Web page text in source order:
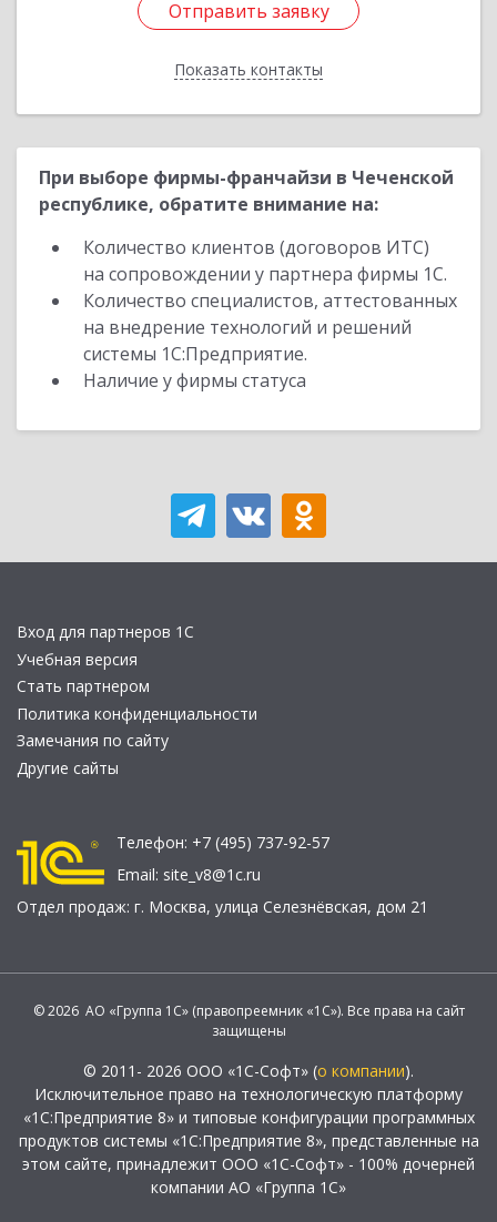
Отправить заявку
Показать контакты
Отправить заявку
Назад
При выборе фирмы-франчайзи в Чеченской
республике, обратите внимание на:
Количество клиентов (договоров ИТС)
на сопровождении у партнера фирмы 1С.
Количество специалистов, аттестованных
на внедрение технологий и решений
системы 1С:Предприятие.
Наличие у фирмы статуса
Вход для партнеров 1С
Учебная версия
Стать партнером
Политика конфиденциальности
Замечания по сайту
Другие сайты
Телефон: +7 (495) 737-92-57
Email: site_v8@1c.ru
Отдел продаж: г. Москва, улица Селезнёвская, дом 21
© 2026 АО «Группа 1С» (правопреемник «1С»). Все права на сайт
защищены
© 2011- 2026 ООО «1С-Софт» (о компании).
Исключительное право на технологическую платформу
«1С:Предприятие 8» и типовые конфигурации программных
продуктов системы «1С:Предприятие 8», представленные на
этом сайте, принадлежит ООО «1С-Софт» - 100% дочерней
компании АО «Группа 1С»